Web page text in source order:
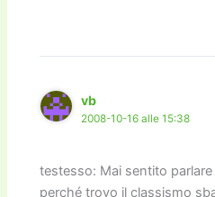
vb
2008-10-16 alle 15:38
testesso: Mai sentito
perché trovo il classismo